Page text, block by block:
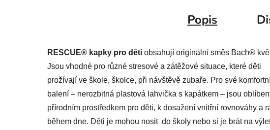
Popis
RESCUE® kapky pro děti obsahují originální směs Bach®
Jsou vhodné pro různé stresové a zátěžové situace, které děti
prožívají ve škole, školce, při návštěvě zubaře. Pro své
balení – nerozbitná plastová lahvička s kapátkem – jsou
přírodním prostředkem pro děti, k dosažení vnitřní rovnováhy a
během dne. Děti je mohou nosit do školy nebo si je brát na